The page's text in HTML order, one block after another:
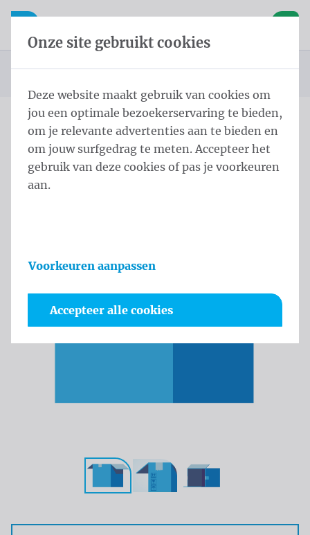
Inhoud overslaan
Taalkeuze overslaan
Open mobiele navigatie
Startpagina
Producten
Vlaggen
Officiële vlaggen
Landenvlaggen 124 - Box Blue0 Product
124 - Box Blue0 Product
Productinformatie
Onze site gebruikt cookies
Deze website maakt gebruik van cookies om
jou een optimale bezoekerservaring te bieden,
om je relevante advertenties aan te bieden en
om jouw surfgedrag te meten. Accepteer het
gebruik van deze cookies of pas je voorkeuren
aan.
Voorkeuren aanpassen
Accepteer alle cookies